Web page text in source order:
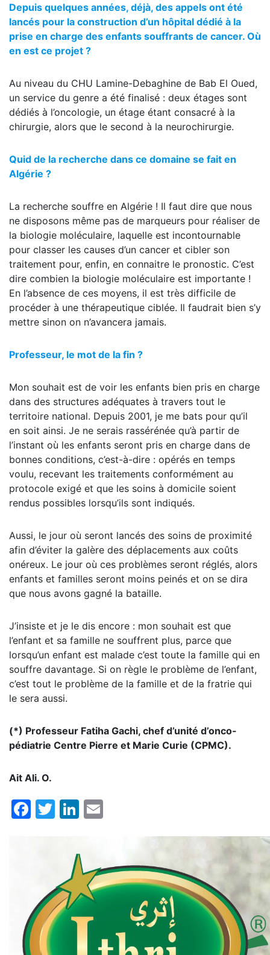
Depuis quelques années, déjà, des appels ont été
lancés pour la construction d’un hôpital dédié à la
prise en charge des enfants souffrants de cancer. Où
en est ce projet ?
Au niveau du CHU Lamine-Debaghine de Bab El Oued,
un service du genre a été finalisé : deux étages sont
dédiés à l’oncologie, un étage étant consacré à la
chirurgie, alors que le second à la neurochirurgie.
Quid de la recherche dans ce domaine se fait en
Algérie ?
La recherche souffre en Algérie ! Il faut dire que nous
ne disposons même pas de marqueurs pour réaliser de
la biologie moléculaire, laquelle est incontournable
pour classer les causes d’un cancer et cibler son
traitement pour, enfin, en connaitre le pronostic. C’est
dire combien la biologie moléculaire est importante !
En l’absence de ces moyens, il est très difficile de
procéder à une thérapeutique ciblée. Il faudrait bien s’y
mettre sinon on n’avancera jamais.
Professeur, le mot de la fin ?
Mon souhait est de voir les enfants bien pris en charge
dans des structures adéquates à travers tout le
territoire national. Depuis 2001, je me bats pour qu’il
en soit ainsi. Je ne serais rassérénée qu’à partir de
l’instant où les enfants seront pris en charge dans de
bonnes conditions, c’est-à-dire : opérés en temps
voulu, recevant les traitements conformément au
protocole exigé et que les soins à domicile soient
rendus possibles lorsqu’ils sont indiqués.
Aussi, le jour où seront lancés des soins de proximité
afin d’éviter la galère des déplacements aux coûts
onéreux. Le jour où ces problèmes seront réglés, alors
enfants et familles seront moins peinés et on se dira
que nous avons gagné la bataille.
J’insiste et je le dis encore : mon souhait est que
l’enfant et sa famille ne souffrent plus, parce que
lorsqu’un enfant est malade c’est toute la famille qui en
souffre davantage. Si on règle le problème de l’enfant,
c’est tout le problème de la famille et de la fratrie qui
le sera aussi.
(*) Professeur Fatiha Gachi, chef d’unité d’onco-
pédiatrie Centre Pierre et Marie Curie (CPMC).
Ait Ali. O.
Facebook
TwitterLinkedIn